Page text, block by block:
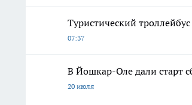
Туристический
07:37
В Йошкар-Оле дали старт
20 июля